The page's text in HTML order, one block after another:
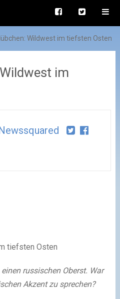
Wildwest im tiefsten Osten
im
tiefsten Osten
einen russischen Oberst. War
Akzent zu sprechen?